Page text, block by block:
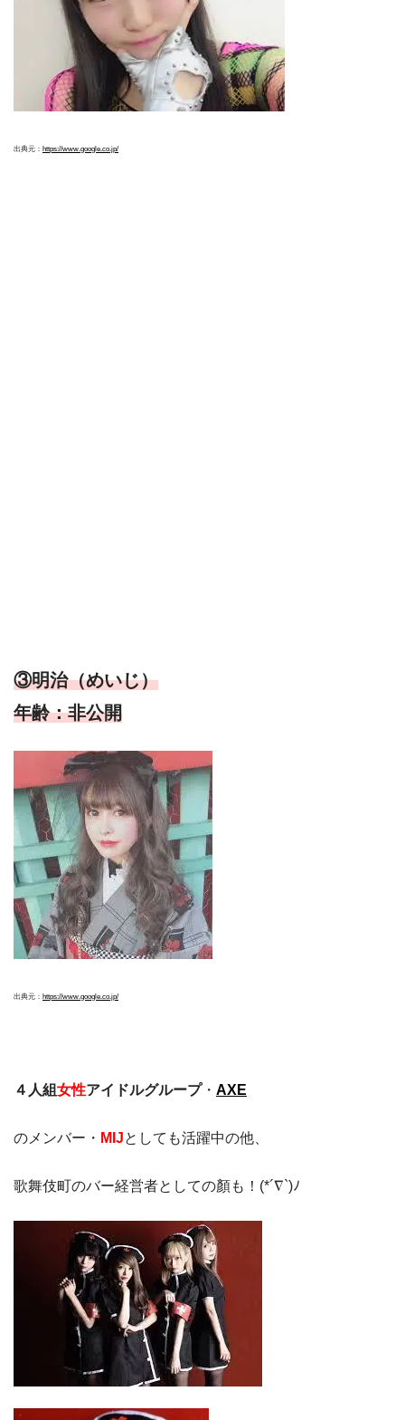
出典元： https://www.google.co.jp/
③明治（めいじ）
年齢：非公開
出典元： https://www.google.co.jp/
４人組女性アイドルグループ・ AXE
のメンバー・ MIJとしても活躍中の他、
歌舞伎町のバー経営者としての顏も！(*´∇`)ﾉ